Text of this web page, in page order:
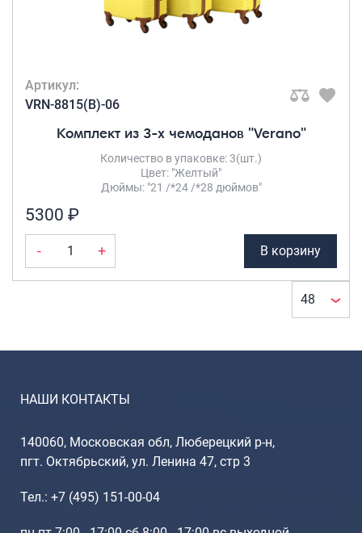
Артикул:
VRN-8815(B)-06
Комплект из 3-х чемоданов "Verano"
Количество в упаковке: 3(шт.)
Цвет: "Желтый"
Дюймы: "21 /*24 /*28 дюймов"
5300 ₽
- + В корзину
НАШИ КОНТАКТЫ
140060, Московская обл, Люберецкий р-н,
пгт. Октябрьский, ул. Ленина 47, стр 3
Тел.: +7 (495) 151-00-04